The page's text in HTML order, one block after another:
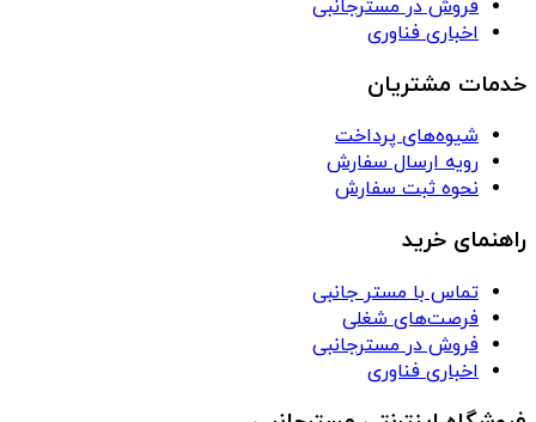
فروش در مسترجانبی
اخباری فناوری
خدمات مشتریان
شیوه‌های پرداخت
رویه ارسال سفارش
نحوه ثبت سفارش
راهنمای خرید
تماس با مستر جانبی
فرصت‌های شغلی
فروش در مسترجانبی
اخباری فناوری